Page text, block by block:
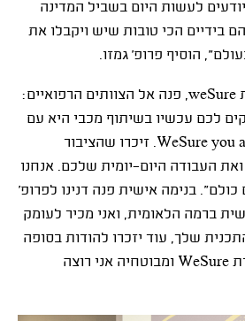
לעשות היום בשביל המדינה
בידיים הכי טובות שיש ויקבלו את
הוסיף פרופ' גמזו.
יוחנן דנינו, נשיא קבוצת weSure, פנה אל הצוותים הרפואיים:
לכם עכשיו בשיתוף מכבי היא עם
מסר ברור: WeSure you are an angel. זיכרו שהציבור
העבודה היום-יומית שלכם. אנחנו
בנימה אישית פנה דנינו לפרופ'
ברמה הלאומית, ואני מכיר לעומק
שלך, עוד יזכרו להודות בסופה
של התקופה. בשם חברת WeSure ומבוטחיה אני רוצה